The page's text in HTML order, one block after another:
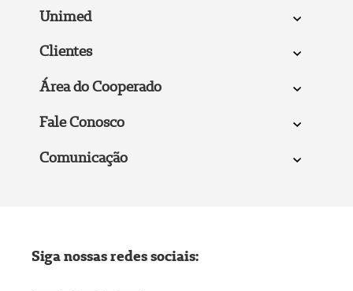
Unimed
Clientes
Área do Cooperado
Fale Conosco
Comunicação
Siga nossas redes sociais: